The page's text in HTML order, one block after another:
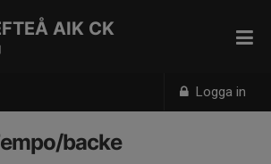
Logga in
AIK CK
backe